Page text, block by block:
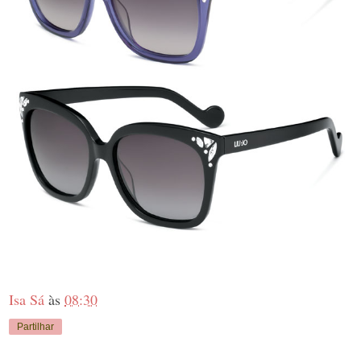
Isa Sá às 08:30
Partilhar